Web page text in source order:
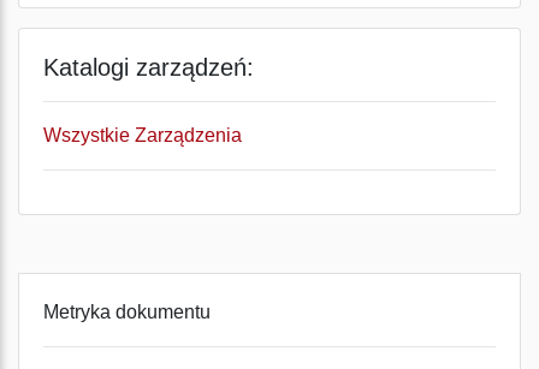
Katalogi zarządzeń:
Wszystkie Zarządzenia
Metryka dokumentu